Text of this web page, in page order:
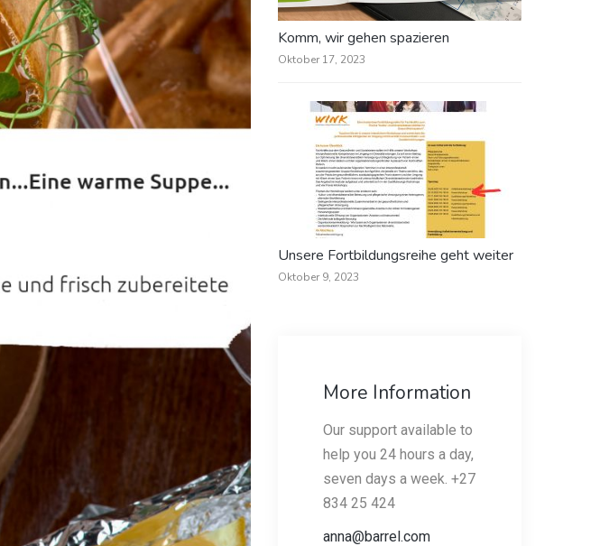
Komm, wir gehen spazieren
Oktober 17, 2023
Unsere Fortbildungsreihe geht weiter
Oktober 9, 2023
More Information
Our support available to
help you 24 hours a day,
seven days a week. +27
834 25 424
anna@barrel.com